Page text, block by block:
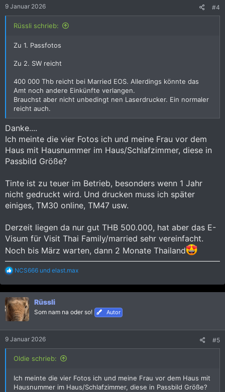
n
:
9 Januar 2026 #4
Rüssli schrieb:
Zu 1. Passfotos
Zu 2. SW reicht
400 000 Thb reicht bei Married EOS. Allerdings könnte das
Amt noch andere Einkünfte verlangen.
Brauchst aber nicht unbedingt nen Laserdrucker. Ein normaler
reicht auch.
Danke....
Ich meinte die vier Fotos ich und meine Frau vor dem
Haus mit Hausnummer im Haus/Schlafzimmer, diese in
Passbild Größe?
Tinte ist zu teuer im Betrieb, besonders wenn 1 Jahr
nicht gedruckt wird. Und drucken muss ich später
einiges, TM30 online, TM47 usw.
Derzeit liegen da nur gut THB 500.000, hat aber das E-
Visum für Visit Thai Family/married sehr vereinfacht.
Noch bis März warten, dann 2 Monate Thailand
R
a
k
t
i
o
n
:
NCS666 und elast.max
Rüssli
Som nam na oder so! Autor
9 Januar 2026 #5
Oldie schrieb:
Ich meinte die vier Fotos ich und meine Frau vor dem Haus mit
Hausnummer im Haus/Schlafzimmer, diese in Passbild Größe?